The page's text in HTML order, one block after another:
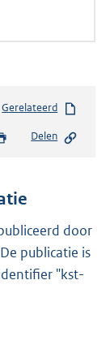
Gerelateerd
Delen
door
publicatie is
"kst-